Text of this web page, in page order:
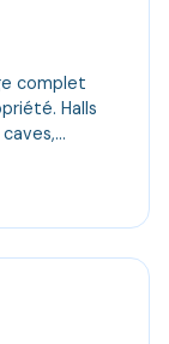
complet
Halls